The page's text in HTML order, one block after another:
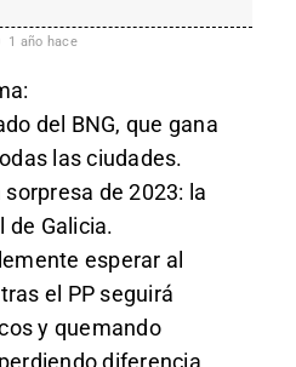
1 año hace
del BNG, que gana
las ciudades.
sorpresa de 2023: la
de Galicia.
esperar al
el PP seguirá
y quemando
diferencia